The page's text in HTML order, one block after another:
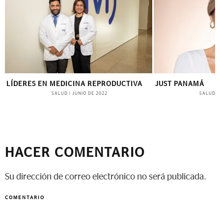
LÍDERES EN MEDICINA REPRODUCTIVA
SALUD JUNIO DE 2022
JUST PANAMÁ
SALUD
HACER COMENTARIO
Su dirección de correo electrónico no será publicada.
COMENTARIO